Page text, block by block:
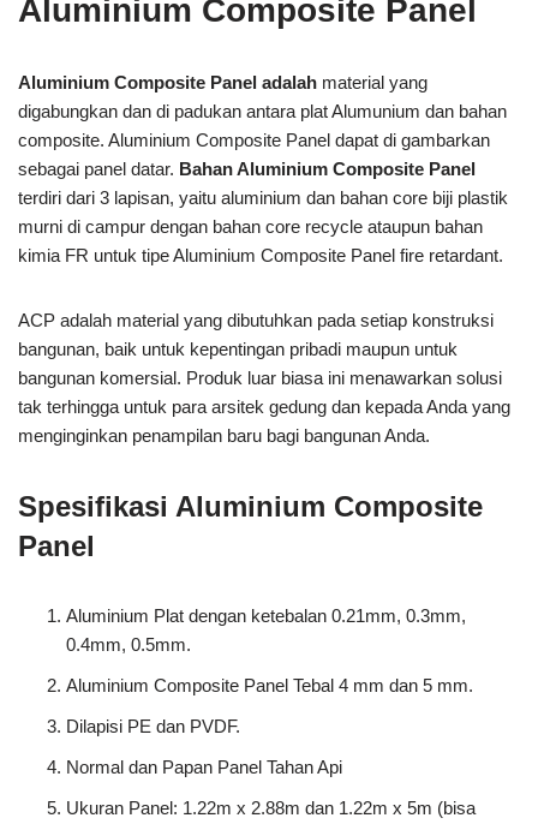
Aluminium Composite Panel
Aluminium Composite Panel adalah material yang
digabungkan dan di padukan antara plat Alumunium dan bahan
composite. Aluminium Composite Panel dapat di gambarkan
sebagai panel datar. Bahan Aluminium Composite Panel
terdiri dari 3 lapisan, yaitu aluminium dan bahan core biji plastik
murni di campur dengan bahan core recycle ataupun bahan
kimia FR untuk tipe Aluminium Composite Panel fire retardant.
ACP adalah material yang dibutuhkan pada setiap konstruksi
bangunan, baik untuk kepentingan pribadi maupun untuk
bangunan komersial. Produk luar biasa ini menawarkan solusi
tak terhingga untuk para arsitek gedung dan kepada Anda yang
menginginkan penampilan baru bagi bangunan Anda.
Spesifikasi Aluminium Composite
Panel
Aluminium Plat dengan ketebalan 0.21mm, 0.3mm,
0.4mm, 0.5mm.
Aluminium Composite Panel Tebal 4 mm dan 5 mm.
Dilapisi PE dan PVDF.
Normal dan Papan Panel Tahan Api
Ukuran Panel: 1.22m x 2.88m dan 1.22m x 5m (bisa